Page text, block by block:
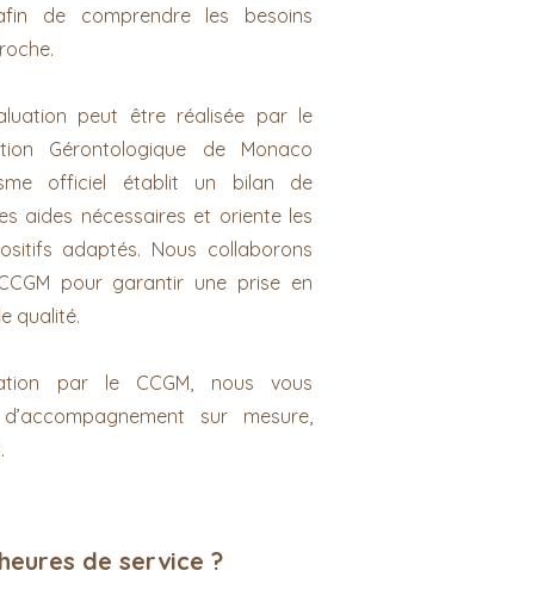
de comprendre les besoins
peut être réalisée par le
Gérontologique de Monaco
officiel établit un bilan de
aides nécessaires et oriente les
adaptés. Nous collaborons
pour garantir une prise en
qualité.
par le CCGM, nous vous
sur mesure,
de service ?